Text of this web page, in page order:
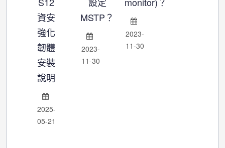
資安
強化
韌體
安裝
說明
2025-
05-21
MSTP？
2023-
11-30
2023-
11-30